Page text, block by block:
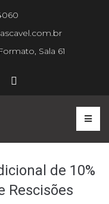
Sala 61
de 10%
Rescisões